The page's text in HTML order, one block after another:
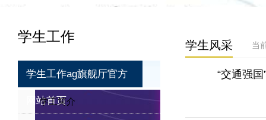
学生工作
学生工作ag旗舰厅官方
网站首页
学工简介
学生风采 当
“交通强